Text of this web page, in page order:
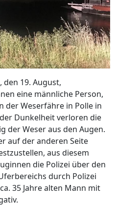
den 19. August,
eine männliche Person,
der Weserfähre in Polle in
Dunkelheit verloren die
der Weser aus den Augen.
auf der anderen Seite
aus diesem
die Polizei über den
durch Polizei
35 Jahre alten Mann mit